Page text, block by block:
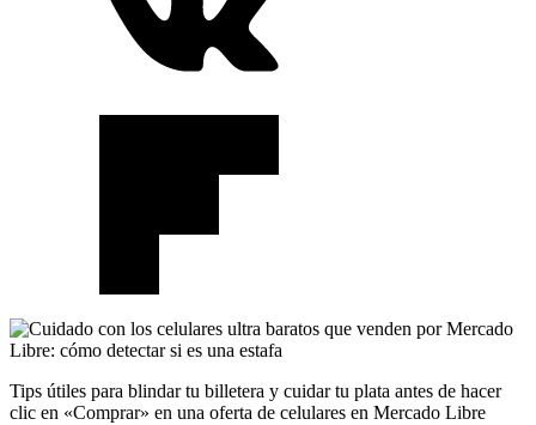
Tips útiles para blindar tu billetera y cuidar tu plata antes de hacer
clic en «Comprar» en una oferta de celulares en Mercado Libre